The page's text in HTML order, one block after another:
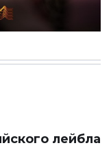
лейбла